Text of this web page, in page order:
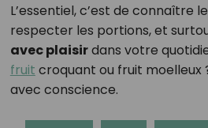
L’essentiel, c’est de connaître
respecter les portions, et
avec plaisirdans votre
fruit croquant ou fruit moelleux
avec conscience.